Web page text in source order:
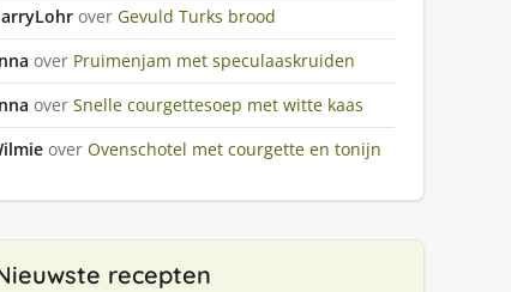
over Gevuld Turks brood
over Pruimenjam met speculaaskruiden
over Snelle courgettesoep met witte kaas
over Ovenschotel met courgette en tonijn
recepten